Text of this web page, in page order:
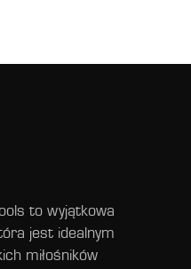
to wyjątkowa
jest idealnym
miłośników